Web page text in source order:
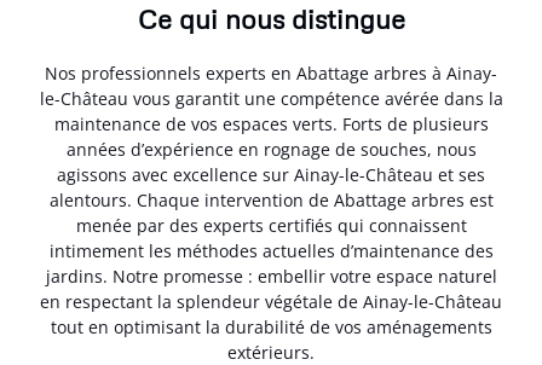
Ce qui nous distingue
Nos professionnels experts en Abattage arbres à Ainay-
le-Château vous garantit une compétence avérée dans la
maintenance de vos espaces verts. Forts de plusieurs
années d’expérience en rognage de souches, nous
agissons avec excellence sur Ainay-le-Château et ses
alentours. Chaque intervention de Abattage arbres est
menée par des experts certifiés qui connaissent
intimement les méthodes actuelles d’maintenance des
jardins. Notre promesse : embellir votre espace naturel
en respectant la splendeur végétale de Ainay-le-Château
tout en optimisant la durabilité de vos aménagements
extérieurs.